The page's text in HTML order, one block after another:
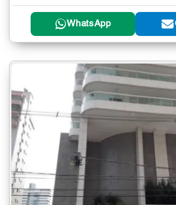
WhatsApp